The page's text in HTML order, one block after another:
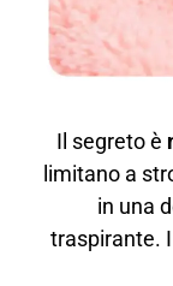
Il segreto è
limitano a
in una
traspirante.